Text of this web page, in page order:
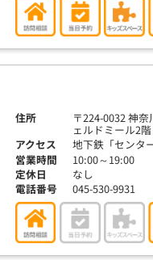
住所 〒224-0032 神
ェルドミール2
アクセス
地下鉄「センタ
営業時間
10:00～19:00
定休日
なし
電話番号
045-530-9931